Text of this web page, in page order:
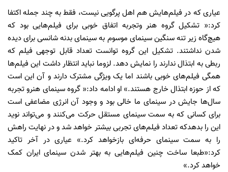
عیاری که در فیلم‌هایش هم اهل پرگویی نیست، فقط به چند جمله اکتفا
کرد:« تشکیل گروه هنر وتجربه اتفاق خوبی برای فیلم‌هایی بود که
هیچ‌گاه زیر تنه سنگین سینمای موسوم به سینمای بدنه شانسی برای دیده
شدن نداشتند. تشکیل این گروه توانست تعداد قابل توجهی فیلم که
ربطی به ابتذال ندارند را نمایش دهد. لزوما نباید انتظار داشت این فیلم‌ها
همگی فیلم‌های خوبی باشند اما یک ویژگی مشترک دارند و آن این است
که از حوزه ابتذال خارج هستند.» او ادامه داد:« گروه سینمای هنرو تجربه
سالها جایش در سینمای ما خالی بود و وجود آن انرژی مضاعفی است
برای کسانی که به سمت سینمای مستقل حرکت می‌کنند و می‌تواند نوید
این را بدهدکه تعداد فیلم‌های تجربی بیشتر خواهد شد و در نهایت راهش
را به سمت سینمای حرفه‌ای بازخواهد کرد.» عیاری در آخر تاکید
کرد:«طبعا ساخت چنین فیلم‌هایی به بهتر شدن سینمای ایران کمک
خواهد کرد.»